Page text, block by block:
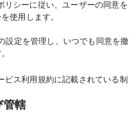
リシーに従い、ユーザーの同意を
使用します。
設定を管理し、いつでも同意を撤
ビス利用規約に記載されている制
管轄